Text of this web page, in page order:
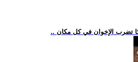
تضرب الإخوان في كل مكان